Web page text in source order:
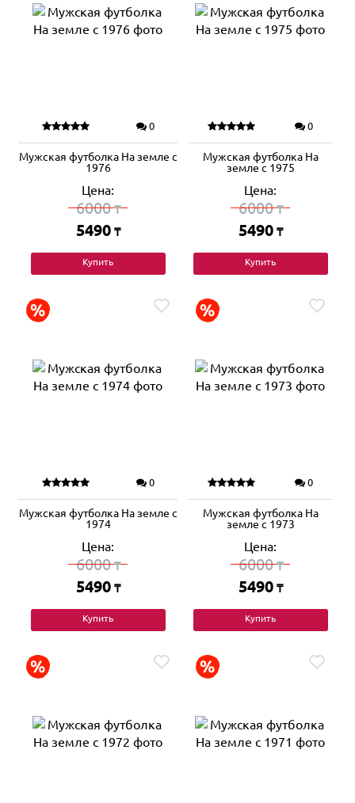
0
Мужская футболка На земле с
1976
Цена:
6000₸
5490 ₸
Купить
0
Мужская футболка На
земле с 1975
Цена:
6000₸
5490 ₸
Купить
0
Мужская футболка На земле с
1974
Цена:
6000₸
5490 ₸
Купить
0
Мужская футболка На
земле с 1973
Цена:
6000₸
5490 ₸
Купить